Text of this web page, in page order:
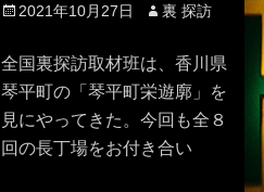
Posted
2021年10月27日 Author
裏 探訪
全国裏探訪取材班は、香川県
琴平町の「琴平町栄遊廓」を
見にやってきた。今回も全８
回の長丁場をお付き合い